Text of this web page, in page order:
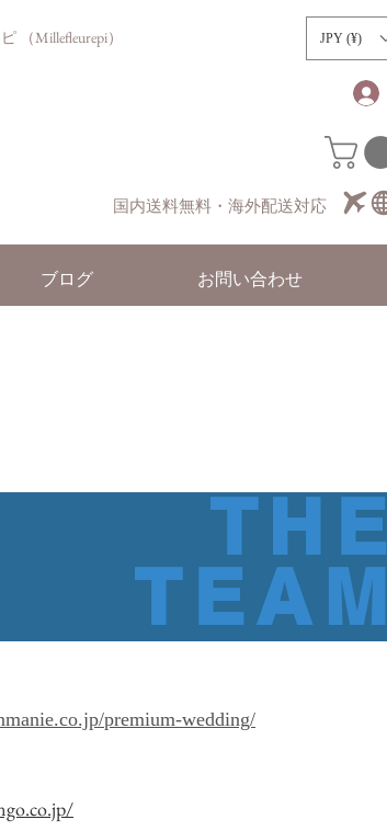
Millefleurepi） JPY (¥)
国内送料無料・海外配送対応
ブログ お問い合わせ
THE
TEAM
premium-wedding/